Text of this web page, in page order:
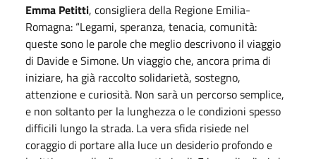
Emma Petitti, consigliera della Regione Emilia-
Romagna: “Legami, speranza, tenacia, comunità:
queste sono le parole che meglio descrivono il viaggio
di Davide e Simone. Un viaggio che, ancora prima di
iniziare, ha già raccolto solidarietà, sostegno,
attenzione e curiosità. Non sarà un percorso semplice,
e non soltanto per la lunghezza o le condizioni spesso
difficili lungo la strada. La vera sfida risiede nel
coraggio di portare alla luce un desiderio profondo e